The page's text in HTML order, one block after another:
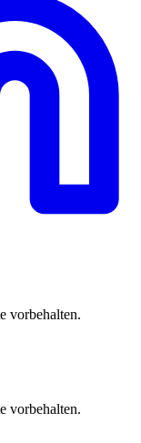
vorbehalten.
vorbehalten.